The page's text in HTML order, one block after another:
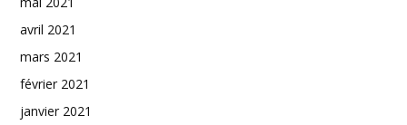
avril 2021
mars 2021
février 2021
janvier 2021